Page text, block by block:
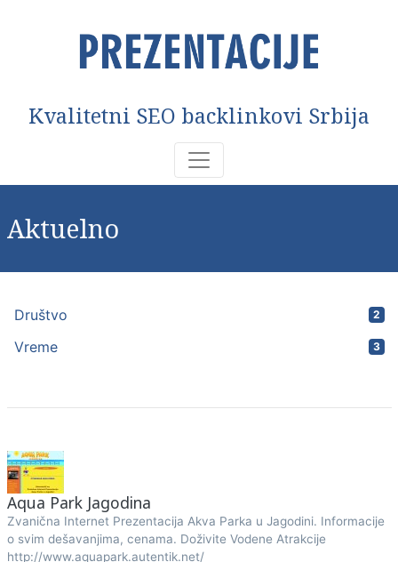
Kvalitetni SEO backlinkovi Srbija
Aktuelno
Društvo 2
Vreme 3
Aqua Park Jagodina
Zvanična Internet Prezentacija Akva Parka u Jagodini. Informacije
o svim dešavanjima, cenama. Doživite Vodene Atrakcije
http://www.aquapark.autentik.net/